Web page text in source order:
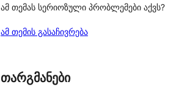
ამ თემას სერიოზული პრობლემები აქვს?
ამ თემის გასაჩივრება
თარგმანები